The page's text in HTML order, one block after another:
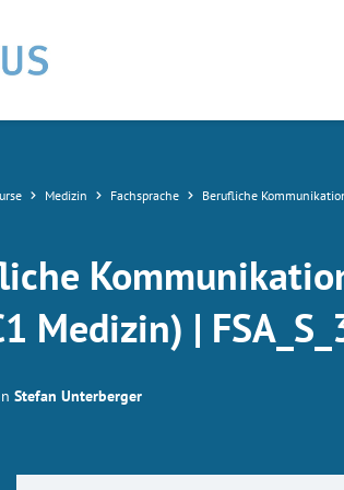
Medizin Fachsprache Berufliche
Medizin) |
Stefan Unterberger